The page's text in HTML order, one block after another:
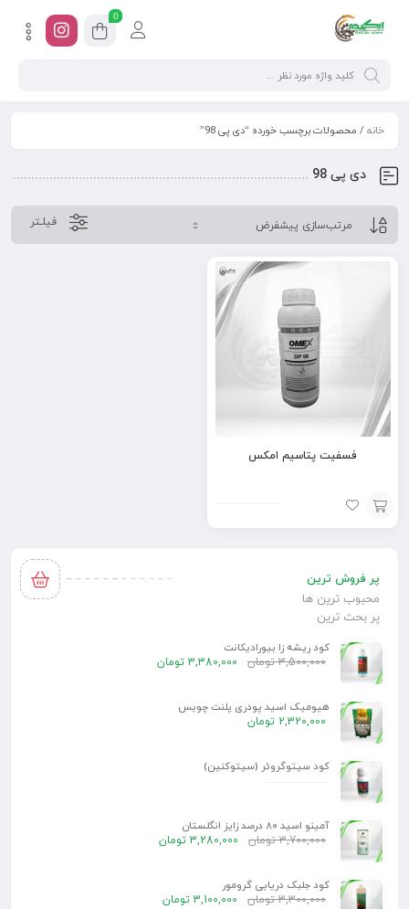
0
خانه / محصولات برچسب خورده “دی پی 98”
دی پی 98
فیلـتر
فسفیت پتاسیم امکس
افزودن
سبد
پر فروش ترین
محبوب ترین ها
پر بحث ترین
کود ریشه زا بیورادیکانت
3,500,000 تومان 3,380,000 تومان
هیومیک اسید پودری پلنت چویس
2,320,000 تومان
کود سیتوگروئر (سیتوکنین)
آمینو اسید 80 درصد زایز انگلستان
3,700,000 تومان 3,280,000 تومان
کود جلبک دریایی گرومور
3,300,000 تومان 3,100,000 تومان